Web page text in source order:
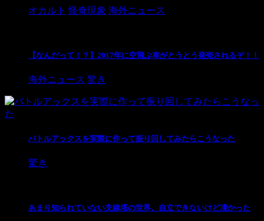
オカルト 怪奇現象 海外ニュース
【なんだって！？】2017年に空飛ぶ車がとうとう発売されるぞ！！
海外ニュース 驚き
バトルアックスを実際に作って振り回してみたらこうなった
驚き
あまり知られていない支線塔の世界。自立できないけど凄かった